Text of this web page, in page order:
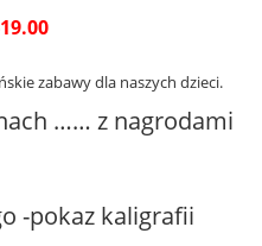
zabawy dla naszych dzieci.
…… z nagrodami
-pokaz kaligrafii